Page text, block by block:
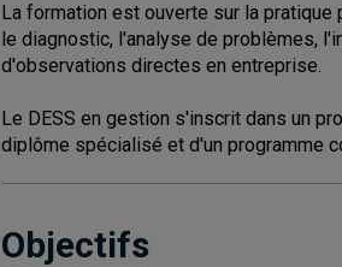
La formation est ouverte sur la
le diagnostic, l'analyse de problèmes,
d'observations directes en entreprise.
Le DESS en gestion s'inscrit dans un
diplôme spécialisé et d'un programme
Objectifs